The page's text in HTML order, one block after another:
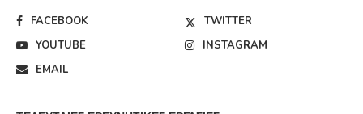
FACEBOOK
TWITTER
YOUTUBE
INSTAGRAM
EMAIL